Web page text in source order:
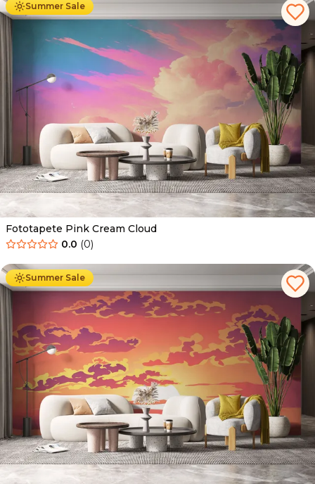
Summer Sale
Fototapete Pink Cream Cloud
0.0 (0)
Summer Sale
Ab 34.90 € 19.90